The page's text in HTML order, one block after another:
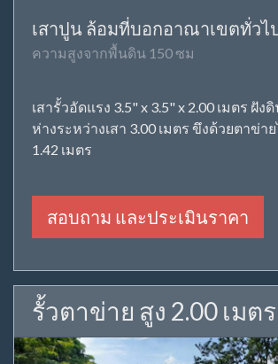
เสาปูน ล้อมที่บอกอาณาเขตทั่วไ
ความสูงจากพื้นดิน 150 ซม
เสารั้วอัดแรง 3.5" x 3.5" x 2.00 เมตร ฝัง
ห่างระหว่างเสา 3.00 เมตร ขึงด้วยตาข่า
1.42 เมตร
สอบถาม และประเมินราคา
รั้วตาข่าย สูง 2.00 เมต